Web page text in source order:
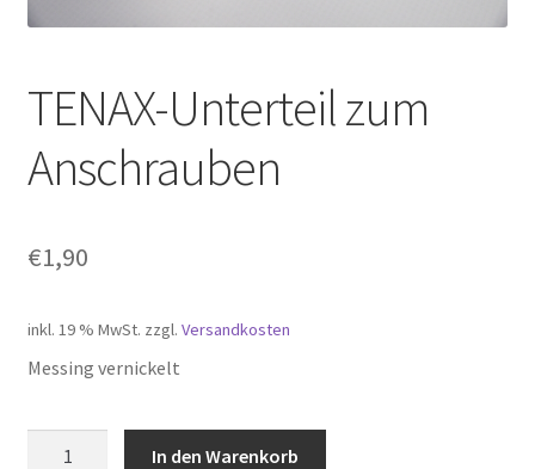
TENAX-Unterteil zum
Anschrauben
€1,90
inkl. 19 % MwSt. zzgl. Versandkosten
Messing vernickelt
In den Warenkorb